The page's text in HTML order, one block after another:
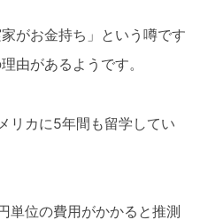
がお金持ち」という噂です
由があるようです。
リカに5年間も留学してい
単位の費用がかかると推測